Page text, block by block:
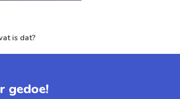
is dat?
gedoe!